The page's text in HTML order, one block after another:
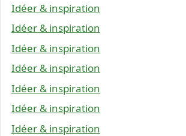
Idéer & inspiration
Idéer & inspiration
Idéer & inspiration
Idéer & inspiration
Idéer & inspiration
Idéer & inspiration
Idéer & inspiration